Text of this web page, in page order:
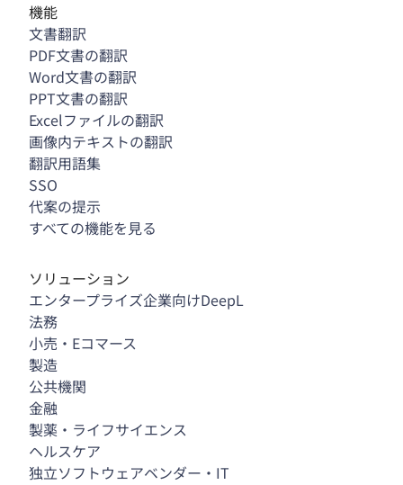
機能
文書翻訳
PDF文書の翻訳
Word文書の翻訳
PPT文書の翻訳
Excelファイルの翻訳
画像内テキストの翻訳
翻訳用語集
SSO
代案の提示
すべての機能を見る
ソリューション
エンタープライズ企業向けDeepL
法務
小売・Eコマース
製造
公共機関
金融
製薬・ライフサイエンス
ヘルスケア
独立ソフトウェアベンダー・IT